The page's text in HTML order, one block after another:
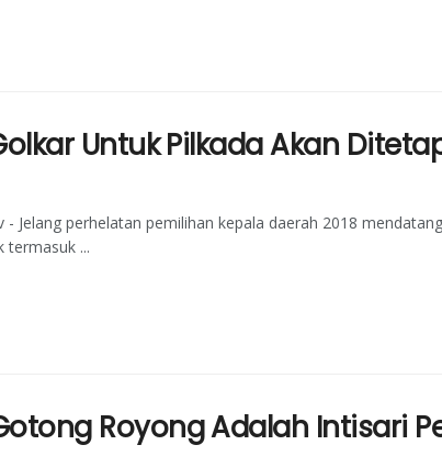
Untuk Pilkada Akan
Jelang perhelatan pemilihan kepala daerah 2018
termasuk ...
Royong Adalah Intisari